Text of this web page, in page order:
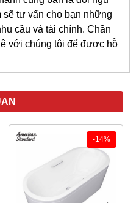
sẽ tư vấn cho bạn những
cầu và tài chính. Chần
với chúng tôi để được hỗ
-14%